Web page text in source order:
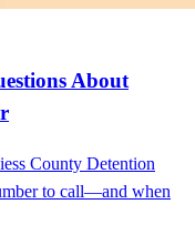
About
County Detention
to call—and when